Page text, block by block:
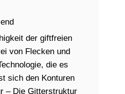
der giftfreien
von Flecken und
die es
sich den Konturen
– Die Gitterstruktur